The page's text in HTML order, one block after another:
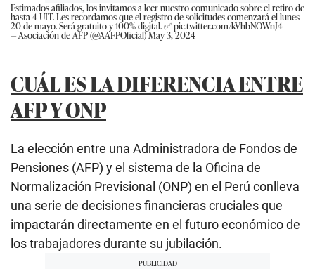
Estimados afiliados, los invitamos a leer nuestro comunicado sobre el retiro de
hasta 4 UIT. Les recordamos que el registro de solicitudes comenzará el lunes
20 de mayo. Será gratuito y 100% digital. ✅pic.twitter.com/kVhbNOWnJ4
— Asociación de AFP (@AAFPOficial)May 3, 2024
CUÁL ES LA DIFERENCIA ENTRE
AFP Y ONP
La elección entre una Administradora de Fondos de
Pensiones (AFP) y el sistema de la Oficina de
Normalización Previsional (ONP) en el Perú conlleva
una serie de decisiones financieras cruciales que
impactarán directamente en el futuro económico de
los trabajadores durante su jubilación.